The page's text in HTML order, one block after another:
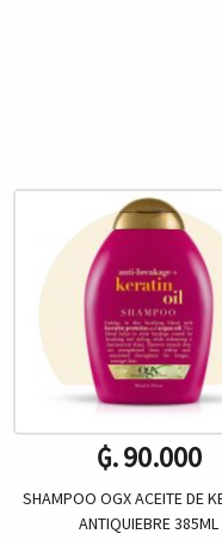
₲. 90.000
SHAMPOO OGX ACEITE DE
ANTIQUIEBRE 385ML